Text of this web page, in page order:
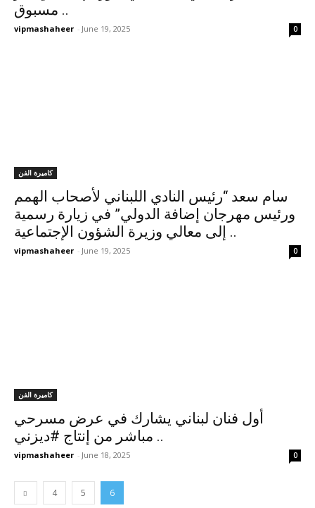
مسبوق ..
vipmashaheer - June 19, 2025 0
كاميرة الفن
سام سعد “رئيس النادي اللبناني لأصحاب الهمم
ورئيس مهرجان إضافة الدولي” في زيارة رسمية
إلى معالي وزيرة الشؤون الإجتماعية ..
vipmashaheer - June 19, 2025 0
كاميرة الفن
أول فنان لبناني يشارك في عرض مسرحي
مباشر من إنتاج #ديزني ..
vipmashaheer - June 18, 2025 0
4 5 6